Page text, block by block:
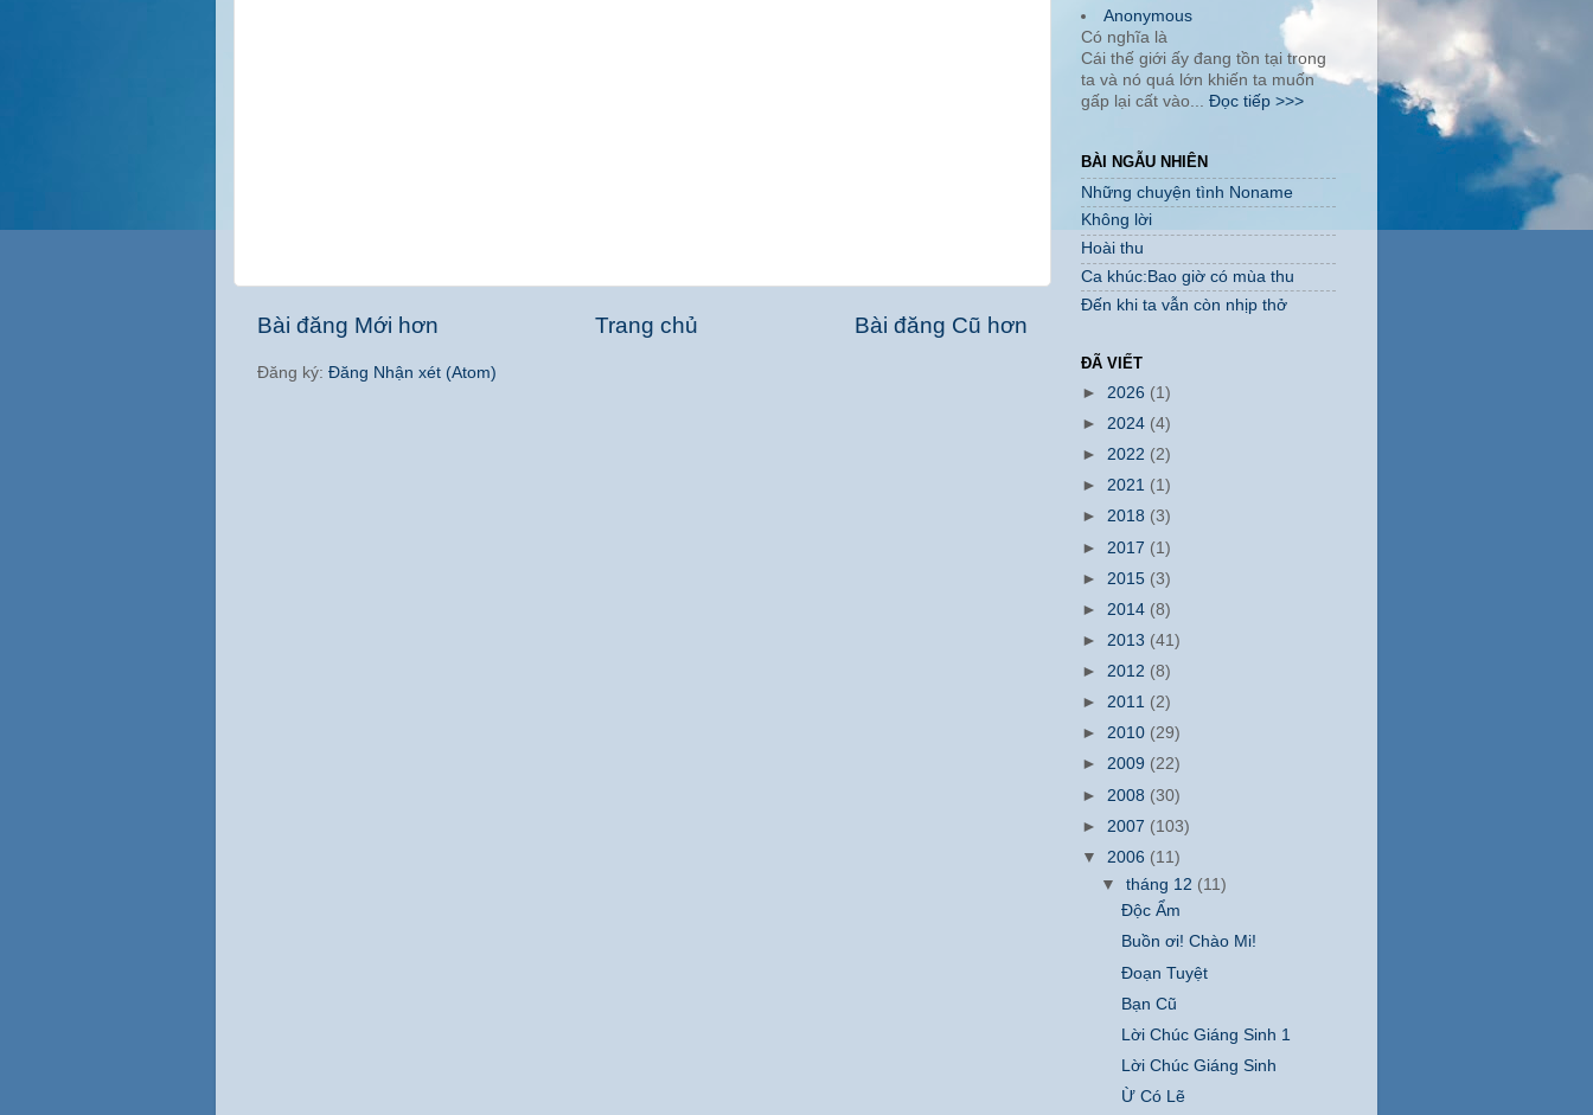
Bài đăng Mới hơn Bài đăng Cũ hơn
Trang chủ
Đăng ký: Đăng Nhận xét (Atom)
Anonymous
Có nghĩa là
Cái thế giới ấy đang tồn tại trong
ta và nó quá lớn khiến ta muốn
gấp lại cất vào... Đọc tiếp >>>
BÀI NGẪU NHIÊN
Những chuyện tình Noname
Không lời
Hoài thu
Ca khúc:Bao giờ có mùa thu
Đến khi ta vẫn còn nhịp thở
ĐÃ VIẾT
► 2026 (1)
► 2024 (4)
► 2022 (2)
► 2021 (1)
► 2018 (3)
► 2017 (1)
► 2015 (3)
► 2014 (8)
► 2013 (41)
► 2012 (8)
► 2011 (2)
► 2010 (29)
► 2009 (22)
► 2008 (30)
► 2007 (103)
▼ 2006 (11)
▼tháng 12 (11)
Độc Ẩm
Buồn ơi! Chào Mi!
Đoạn Tuyệt
Bạn Cũ
Lời Chúc Giáng Sinh 1
Lời Chúc Giáng Sinh
Ừ Có Lẽ